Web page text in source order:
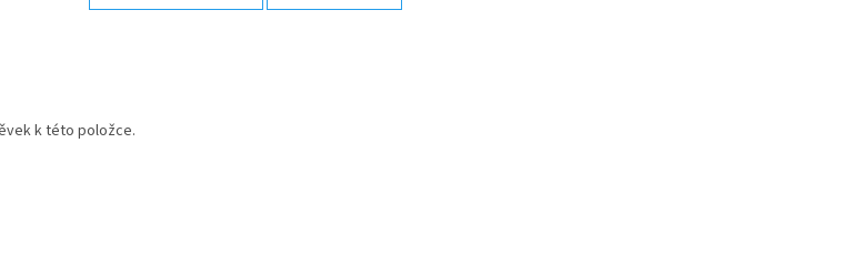
k této položce.